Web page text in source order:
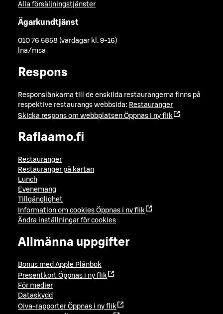
Alla försäljningstjänster
Ägarkundtjänst
010 76 5858 (vardagar kl. 9-16)
lna/msa
Respons
Responslänkarna till de enskilda restaurangerna finns på
respektive restaurangs webbsida: Restauranger
Skicka respons om webbplatsen Öppnas i ny flik
Raflaamo.fi
Restauranger
Restauranger på kartan
Lunch
Evenemang
Tillgänglighet
Information om cookies Öppnas i ny flik
Ändra inställningar för cookies
Allmänna uppgifter
Bonus med Apple Plånbok
Presentkort Öppnas i ny flik
För medier
Dataskydd
Oiva-rapporter Öppnas i ny flik